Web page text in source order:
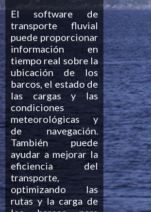
El software de
transporte fluvial
puede proporcionar
información en
tiempo real sobre la
ubicación de los
barcos, el estado de
las cargas y las
condiciones
meteorológicas y
de navegación.
También puede
ayudar a mejorar la
eficiencia del
transporte,
optimizando las
rutas y la carga de